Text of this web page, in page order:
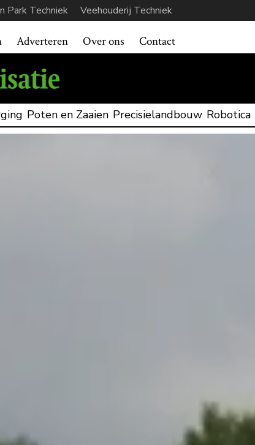
Park Techniek Veehouderij Techniek
Adverteren Over ons Contact
Poten en Zaaien Precisielandbouw Robotica